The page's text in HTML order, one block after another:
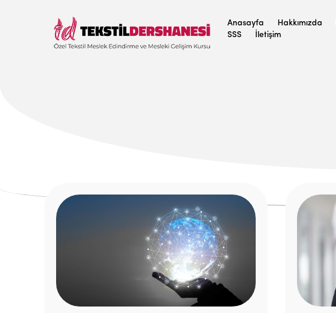
Anasayfa Hakkımızda
SSS
İletişim